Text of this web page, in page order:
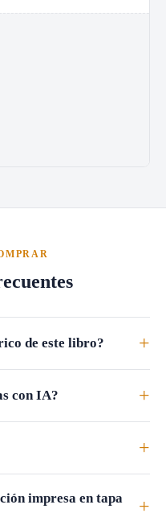
de este libro? +
con IA? +
+
impresa en tapa
+